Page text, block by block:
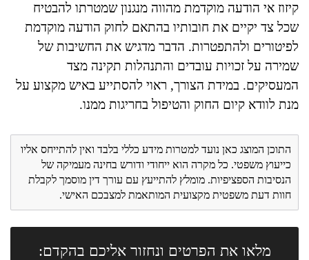
קיזוז אי הודעה מוקדמת מהווה מנגנון שמטרתו להבטיח
שכל צד יקיים את חובותיו בהתאם לחוק הודעה מוקדמת
לפיטורים ולהתפטרות. הדבר מדגיש את החשיבות של
שמירה על זכויות עובדים והתנהלות תקינה מצד
המעסיקים. במידת הצורך, ראוי להסתייע באיש מקצוע על
מנת לוודא קיום החוק והטיפול בחריגות ממנו.
התוכן המוצג כאן נועד למטרות מידע כללי בלבד ואין להתייחס אליו
כייעוץ משפטי. כל מקרה הוא ייחודי ודורש בחינה מעמיקה של
הנסיבות הספציפיות. מומלץ להתייעץ עם עורך דין מוסמך לקבלת
חוות דעת משפטית מקצועית המותאמת למצבכם האישי.
מלאו את הפרטים ונחזור אליכם בהקדם: